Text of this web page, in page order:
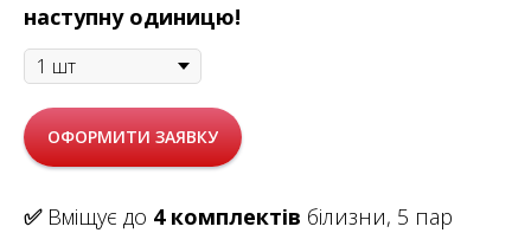
наступну одиницю!
ОФОРМИТИ ЗАЯВКУ
✅Вміщує до 4 комплектів білизни, 5 пар